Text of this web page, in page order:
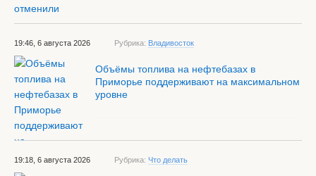
19:46, 6 августа 2026 Рубрика: Владивосток
Объёмы топлива на нефтебазах в
Приморье поддерживают на максимальном
уровне
19:18, 6 августа 2026 Рубрика: Что делать